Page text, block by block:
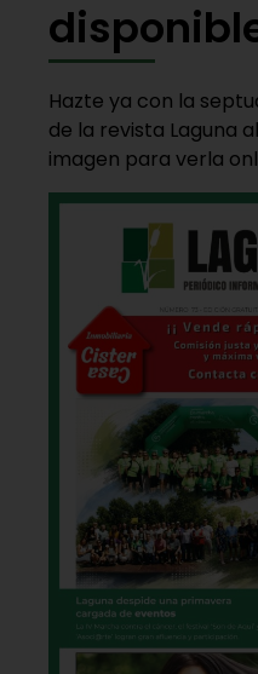
Hazte ya con la
de la revista Laguna
imagen para verla